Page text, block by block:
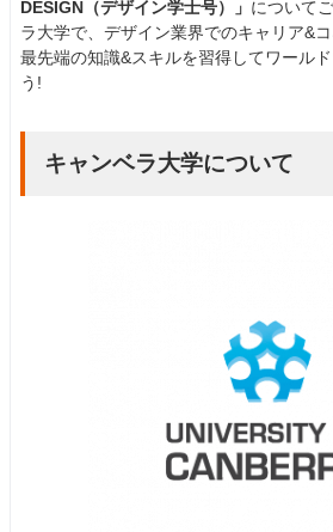
DESIGN（デザイン学士号）」 について
ラ大学で、デザイン業界でのキャリア&
最先端の知識&スキルを習得してワール
う!
キャンベラ大学について